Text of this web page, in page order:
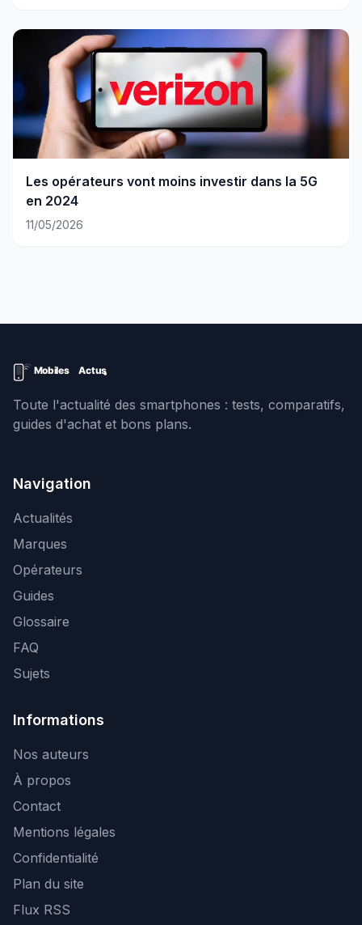
Les opérateurs vont moins investir dans la 5G
en 2024
11/05/2026
Toute l'actualité des smartphones : tests, comparatifs,
guides d'achat et bons plans.
Navigation
Actualités
Marques
Opérateurs
Guides
Glossaire
FAQ
Sujets
Informations
Nos auteurs
À propos
Contact
Mentions légales
Confidentialité
Plan du site
Flux RSS